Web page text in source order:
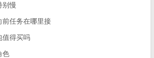
别慢
前任务在哪里接
值得买吗
色